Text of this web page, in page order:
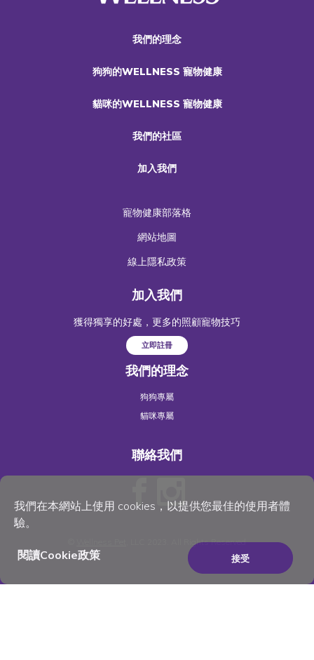
我們在本網站上使用 cookies，以提供您最佳的使用者體
驗。
閱讀Cookie政策 接受
我們的理念
狗狗的WELLNESS 寵物健康
貓咪的WELLNESS 寵物健康
我們的社區
加入我們
寵物健康部落格
網站地圖
線上隱私政策
加入我們
獲得獨享的好處，更多的照顧寵物技巧
立即註冊
我們的理念
狗狗專屬
貓咪專屬
聯絡我們
, LLC 2023. All Rights Reserved